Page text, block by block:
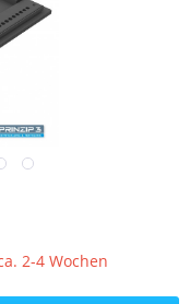
2-4 Wochen